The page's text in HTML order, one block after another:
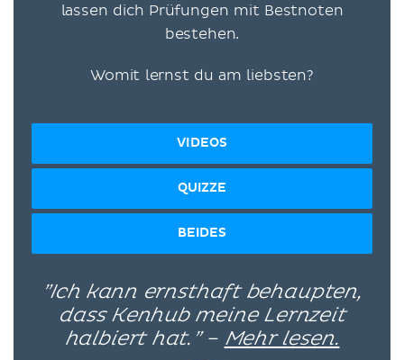
lassen dich Prüfungen mit Bestnoten
bestehen.
Womit lernst du am liebsten?
VIDEOS
QUIZZE
BEIDES
”Ich kann ernsthaft behaupten,
dass Kenhub meine Lernzeit
halbiert hat.” – Mehr lesen.